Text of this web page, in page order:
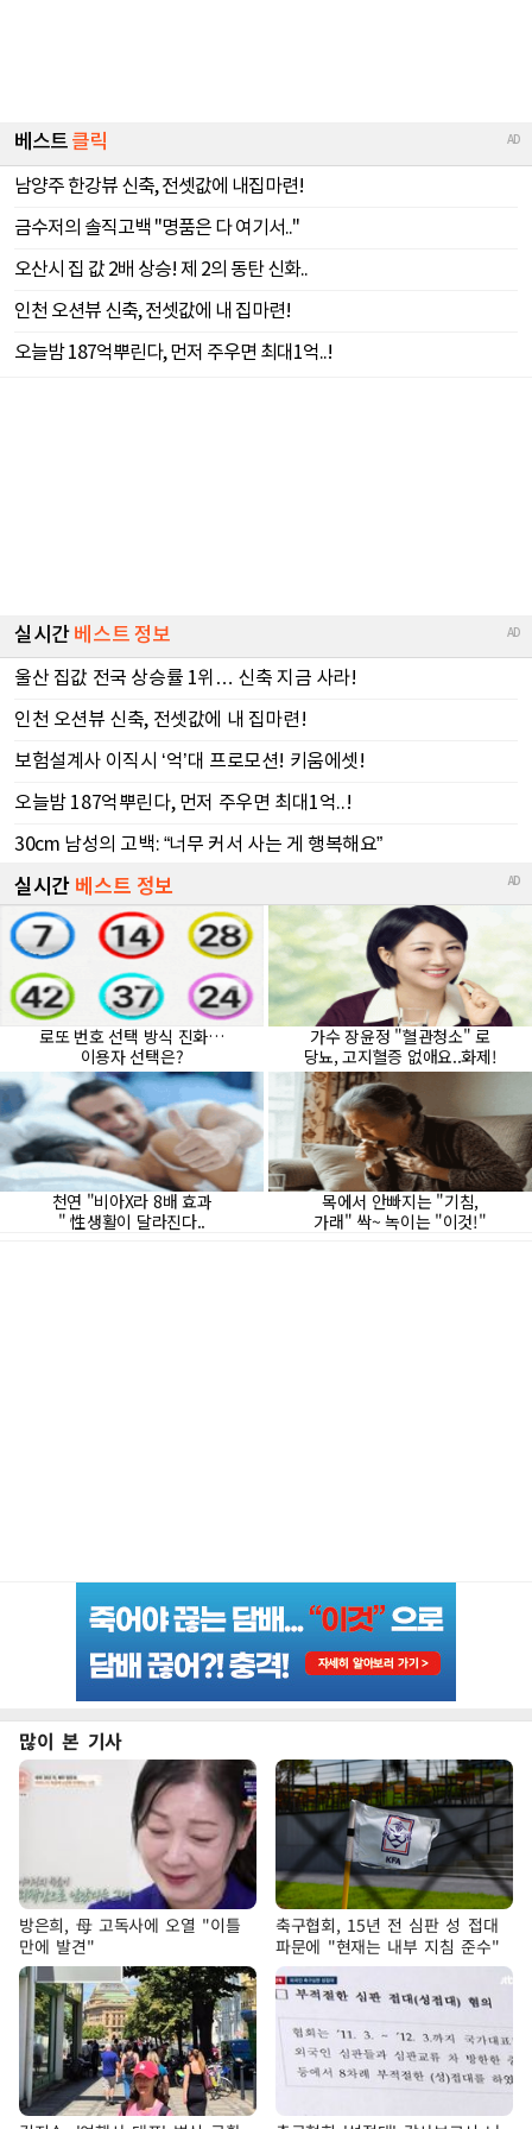
많이 본 기사
방은희, 母 고독사에 오열 "이틀
만에 발견"
축구협회, 15년 전 심판 성 접대
파문에 "현재는 내부 지침 준수"